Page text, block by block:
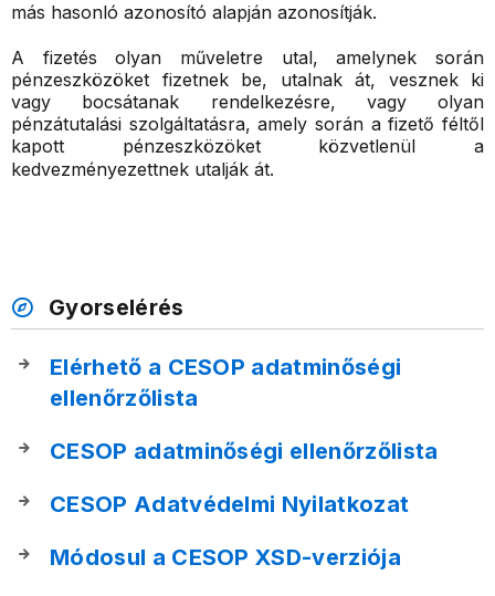
más hasonló azonosító alapján azonosítják.
A fizetés olyan műveletre utal, amelynek során
pénzeszközöket fizetnek be, utalnak át, vesznek ki
vagy bocsátanak rendelkezésre, vagy olyan
pénzátutalási szolgáltatásra, amely során a fizető féltől
kapott pénzeszközöket közvetlenül a
kedvezményezettnek utalják át.
Gyorselérés
Elérhető a CESOP adatminőségi
ellenőrzőlista
CESOP adatminőségi ellenőrzőlista
CESOP Adatvédelmi Nyilatkozat
Módosul a CESOP XSD-verziója